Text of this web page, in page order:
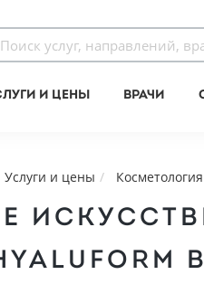
и цены Врачи
Услуги и цены Косметология